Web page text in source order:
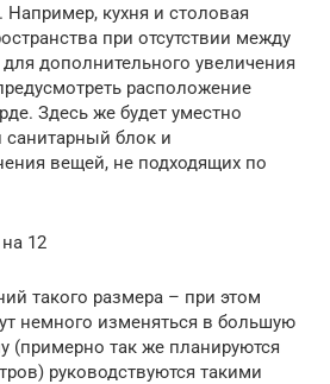
кухня и столовая
при отсутствии между
дополнительного увеличения
расположение
Здесь же будет уместно
санитарный блок и
вещей, не подходящих по
12
такого размера – при этом
немного изменяться в большую
(примерно так же планируются
руководствуются такими